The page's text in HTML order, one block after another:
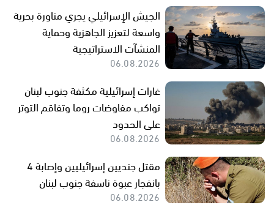
الجيش الإسرائيلي يجري مناورة بحرية
واسعة لتعزيز الجاهزية وحماية
المنشآت الاستراتيجية
06.08.2026
غارات إسرائيلية مكثفة جنوب لبنان
تواكب مفاوضات روما وتفاقم التوتر
على الحدود
06.08.2026
مقتل جنديين إسرائيليين وإصابة 4
بانفجار عبوة ناسفة جنوب لبنان
06.08.2026